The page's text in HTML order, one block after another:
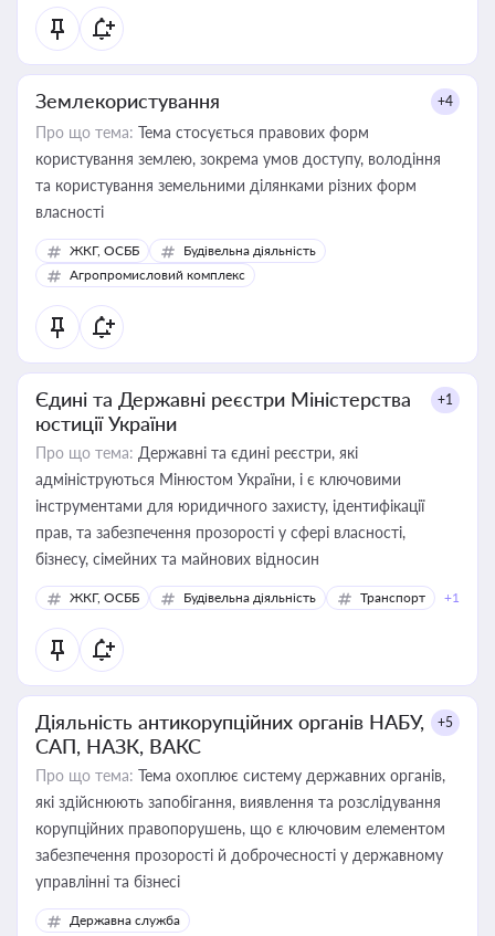
Землекористування +4
Про що тема: Тема стосується правових форм
користування землею, зокрема умов доступу, володіння
та користування земельними ділянками різних форм
власності
ЖКГ, ОСББ
Будівельна діяльність
Агропромисловий комплекс
Єдині та Державні реєстри Міністерства
юстиції України
+1
Про що тема: Державні та єдині реєстри, які
адмініструються Мінюстом України, і є ключовими
інструментами для юридичного захисту, ідентифікації
прав, та забезпечення прозорості у сфері власності,
бізнесу, сімейних та майнових відносин
ЖКГ, ОСББ Будівельна діяльність Транспорт +1
Діяльність антикорупційних органів НАБУ,
САП, НАЗК, ВАКС
+5
Про що тема: Тема охоплює систему державних органів,
які здійснюють запобігання, виявлення та розслідування
корупційних правопорушень, що є ключовим елементом
забезпечення прозорості й доброчесності у державному
управлінні та бізнесі
Державна служба